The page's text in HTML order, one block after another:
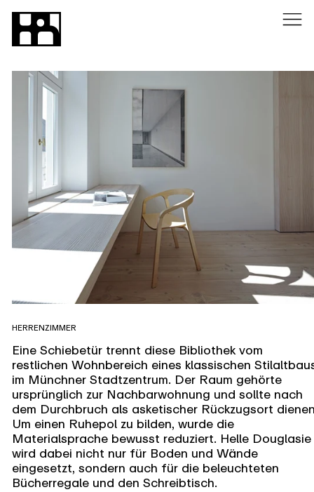
HERRENZIMMER
Eine Schiebetür trennt diese Bibliothek vom
restlichen Wohnbereich eines klassischen
im Münchner Stadtzentrum. Der Raum gehörte
ursprünglich zur Nachbarwohnung und sollte nach
dem Durchbruch als asketischer Rückzugsort
Um einen Ruhepol zu bilden, wurde die
Materialsprache bewusst reduziert. Helle Douglasie
wird dabei nicht nur für Boden und Wände
eingesetzt, sondern auch für die beleuchteten
Bücherregale und den Schreibtisch.